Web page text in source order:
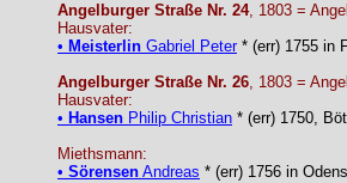
Angelburger Straße Nr. 24, 1803 =
Hausvater:
• Meisterlin Gabriel Peter * (err) 1755 in
Angelburger Straße Nr. 26, 1803 =
Hausvater:
• Hansen Philip Christian * (err) 1750,
Miethsmann:
• Sörensen Andreas * (err) 1756 in